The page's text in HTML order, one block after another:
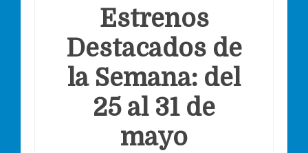
Estrenos
Destacados de
la Semana: del
25 al 31 de
mayo